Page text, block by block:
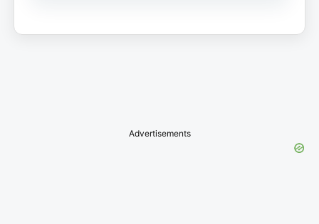
Advertisements